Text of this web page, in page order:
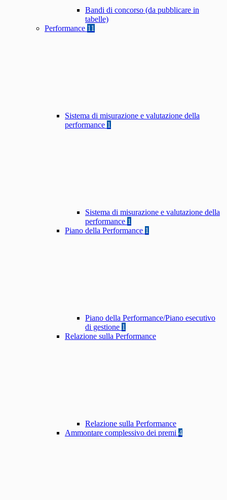
Bandi di concorso (da pubblicare in
tabelle)
Performance 11
Sistema di misurazione e valutazione della
performance 1
Sistema di misurazione e valutazione della
performance 1
Piano della Performance 1
Piano della Performance/Piano esecutivo
di gestione 1
Relazione sulla Performance
Relazione sulla Performance
Ammontare complessivo dei premi 4